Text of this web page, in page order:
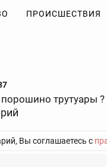
ПРОИСШЕСТВИЯ
порошино трутуары ?
Вы соглашаетесь с